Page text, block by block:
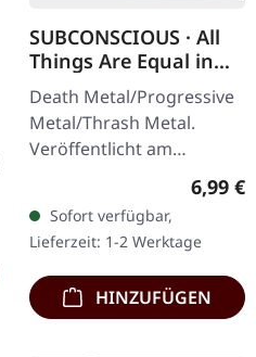
Preis:
SUBCONSCIOUS · All
Things Are Equal in
Death | CD
Death Metal/Progressive
Metal/Thrash Metal.
Veröffentlicht am
08.08.2008, auf Supreme
Chaos Records. CD im
Jewelcase mit 8-seitigem
Booklet.…
6,99 €
Sofort verfügbar,
Lieferzeit: 1-2 Werktage
HINZUFÜGEN